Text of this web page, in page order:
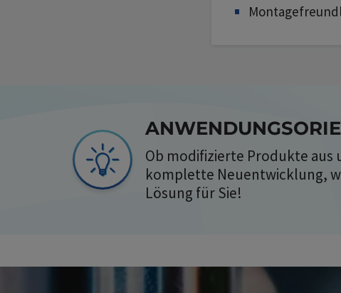
Ob modifizierte Produkte
komplette Neuentwicklung,
Lösung für Sie!